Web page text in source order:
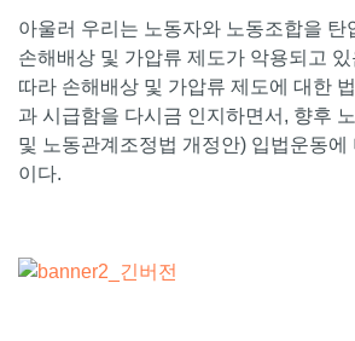
아울러 우리는 노동자와 노동조합을 탄
손해배상 및 가압류 제도가 악용되고 있
따라 손해배상 및 가압류 제도에 대한
과 시급함을 다시금 인지하면서, 향후
및 노동관계조정법 개정안) 입법운동에
이다.